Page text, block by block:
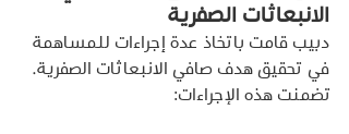
الانبعاثات الصفرية
دبيب قامت باتخاذ عدة إجراءات للمساهمة
في تحقيق هدف صافي الانبعاثات الصفرية.
تضمنت هذه الإجراءات: